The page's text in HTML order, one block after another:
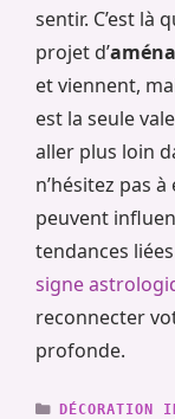
sentir. C’est là
projet d’
et viennent,
est la seule
aller plus loin
n’hésitez pas
peuvent
tendances
signe
reconnecter
profonde.
CATÉGORIES
DÉCORATION